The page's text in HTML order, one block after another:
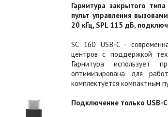
Гарнитура закрытого
пульт управления
20 кГц, SPL 115 дБ,
SC 160 USB-C -
центров с поддержкой
Гарнитура использует
оптимизирована для
комплектуется компактным
Подключение только USB-